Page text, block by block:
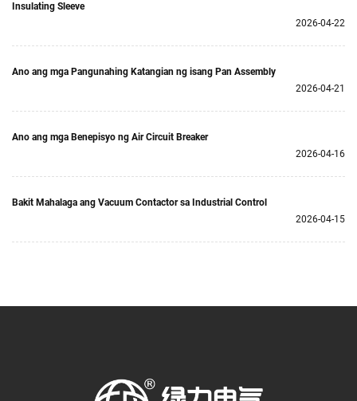
Insulating Sleeve
2026-04-22
Ano ang mga Pangunahing Katangian ng isang Pan Assembly
2026-04-21
Ano ang mga Benepisyo ng Air Circuit Breaker
2026-04-16
Bakit Mahalaga ang Vacuum Contactor sa Industrial Control
2026-04-15